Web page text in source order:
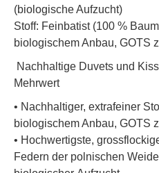
(biologische Aufzucht)
Stoff: Feinbatist (100 %
biologischem Anbau, GOTS
Nachhaltige Duvets und
Mehrwert
• Nachhaltiger, extrafeiner
biologischem Anbau, GOTS
• Hochwertigste,
Federn der polnischen